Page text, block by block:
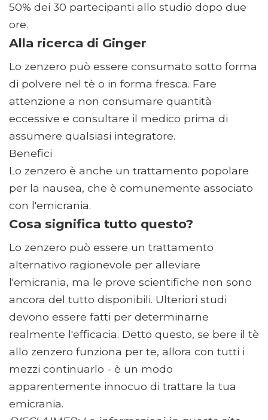
50% dei 30 partecipanti allo studio dopo due
ore.
Alla ricerca di Ginger
Lo zenzero può essere consumato sotto forma
di polvere nel tè o in forma fresca. Fare
attenzione a non consumare quantità
eccessive e consultare il medico prima di
assumere qualsiasi integratore.
Benefici
Lo zenzero è anche un trattamento popolare
per la nausea, che è comunemente associato
con l'emicrania.
Cosa significa tutto questo?
Lo zenzero può essere un trattamento
alternativo ragionevole per alleviare
l'emicrania, ma le prove scientifiche non sono
ancora del tutto disponibili. Ulteriori studi
devono essere fatti per determinarne
realmente l'efficacia. Detto questo, se bere il tè
allo zenzero funziona per te, allora con tutti i
mezzi continuarlo - è un modo
apparentemente innocuo di trattare la tua
emicrania.